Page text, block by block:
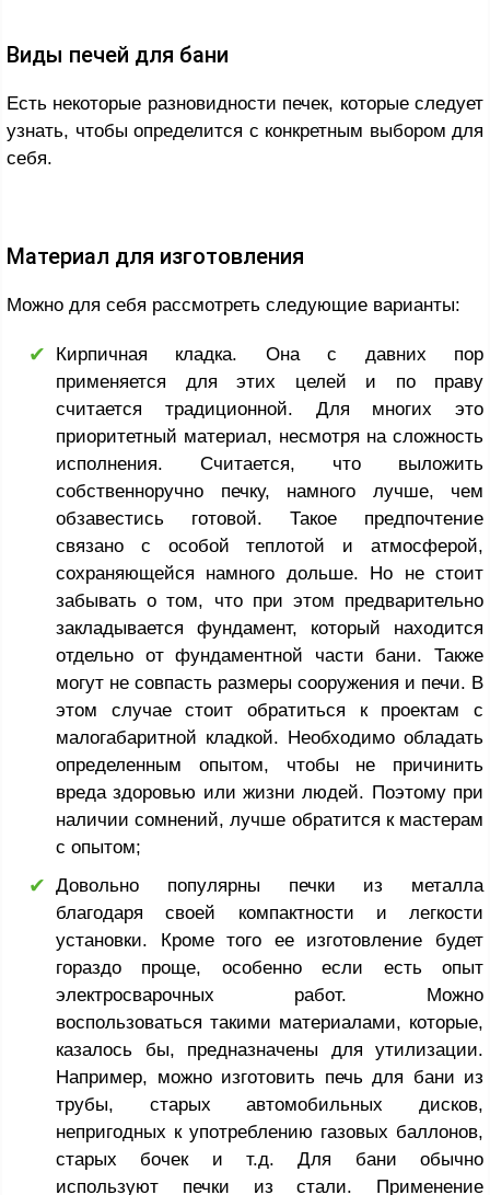
Виды печей для бани
Есть некоторые разновидности печек, которые следует
узнать, чтобы определится с конкретным выбором для
себя.
Материал для изготовления
Можно для себя рассмотреть следующие варианты:
Кирпичная кладка. Она с давних пор
применяется для этих целей и по праву
считается традиционной. Для многих это
приоритетный материал, несмотря на сложность
исполнения. Считается, что выложить
собственноручно печку, намного лучше, чем
обзавестись готовой. Такое предпочтение
связано с особой теплотой и атмосферой,
сохраняющейся намного дольше. Но не стоит
забывать о том, что при этом предварительно
закладывается фундамент, который находится
отдельно от фундаментной части бани. Также
могут не совпасть размеры сооружения и печи. В
этом случае стоит обратиться к проектам с
малогабаритной кладкой. Необходимо обладать
определенным опытом, чтобы не причинить
вреда здоровью или жизни людей. Поэтому при
наличии сомнений, лучше обратится к мастерам
с опытом;
Довольно популярны печки из металла
благодаря своей компактности и легкости
установки. Кроме того ее изготовление будет
гораздо проще, особенно если есть опыт
электросварочных работ. Можно
воспользоваться такими материалами, которые,
казалось бы, предназначены для утилизации.
Например, можно изготовить печь для бани из
трубы, старых автомобильных дисков,
непригодных к употреблению газовых баллонов,
старых бочек и т.д. Для бани обычно
используют печки из стали. Применение